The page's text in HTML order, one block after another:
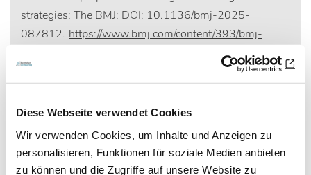
Diese Webseite verwendet Cookies
Wir verwenden Cookies, um Inhalte und Anzeigen zu
personalisieren, Funktionen für soziale Medien anbieten
zu können und die Zugriffe auf unsere Website zu
strategies; The BMJ; DOI: 10.1136/bmj-2025-
087812. https://www.bmj.com/content/393/bmj-
Artikel teilen